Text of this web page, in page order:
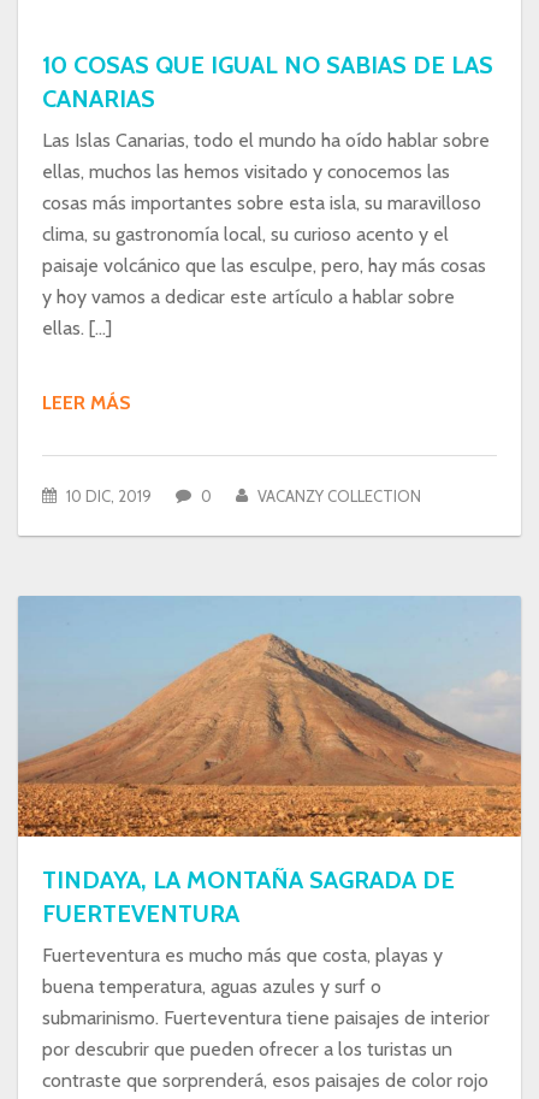
10 COSAS QUE IGUAL NO SABIAS DE LAS
CANARIAS
Las Islas Canarias, todo el mundo ha oído hablar sobre
ellas, muchos las hemos visitado y conocemos las
cosas más importantes sobre esta isla, su maravilloso
clima, su gastronomía local, su curioso acento y el
paisaje volcánico que las esculpe, pero, hay más cosas
y hoy vamos a dedicar este artículo a hablar sobre
ellas. […]
LEER MÁS
10 DIC, 2019 0 VACANZY COLLECTION
TINDAYA, LA MONTAÑA SAGRADA DE
FUERTEVENTURA
Fuerteventura es mucho más que costa, playas y
buena temperatura, aguas azules y surf o
submarinismo. Fuerteventura tiene paisajes de interior
por descubrir que pueden ofrecer a los turistas un
contraste que sorprenderá, esos paisajes de color rojo